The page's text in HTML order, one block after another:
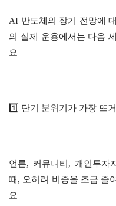
AI 반도체의 장기 전망에
의 실제 운용에서는 다음
요
1️⃣ 단기 분위기가 가장 뜨
언론, 커뮤니티, 개인투자
때, 오히려 비중을 조금 줄
요